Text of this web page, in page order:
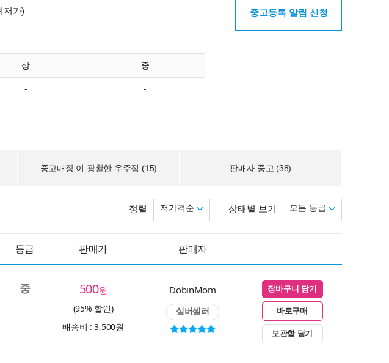
저가)
상 중
- -
중고등록 알림 신청
중고매장 이 광활한 우주점 (15) 판매자 중고 (38)
상태별 보기 모든 등급
정렬 저가격순
등급 판매가 판매자
중 500원
(95% 할인)
배송비 : 3,500원
DobinMom
실버셀러
장바구니 담기
바로구매
보관함 담기